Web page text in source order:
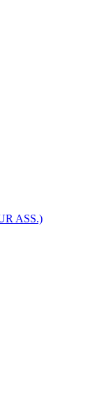
ASS.)